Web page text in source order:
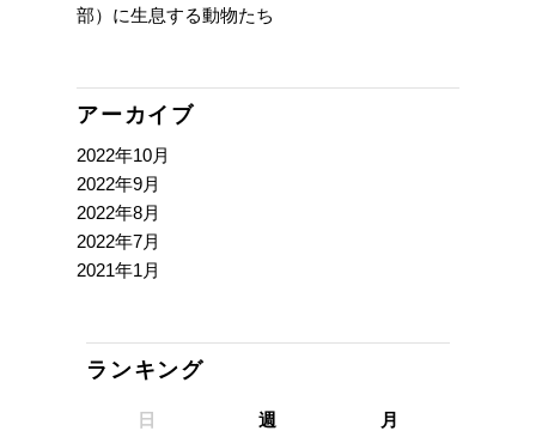
部）に生息する動物たち
アーカイブ
2022年10月
2022年9月
2022年8月
2022年7月
2021年1月
ランキング
日 週 月